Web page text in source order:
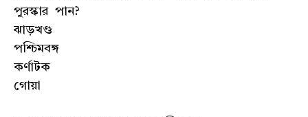
পুরস্কার পান?
ঝাড়খণ্ড
পশ্চিমবঙ্গ
কর্ণাটক
গোয়া